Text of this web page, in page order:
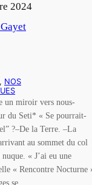
2024
, NOS
un miroir vers nous-
du Seti* « Se pourrait-
?–De la Terre. –La
au sommet du col
« J’ai eu une
« Rencontre Nocturne
se…